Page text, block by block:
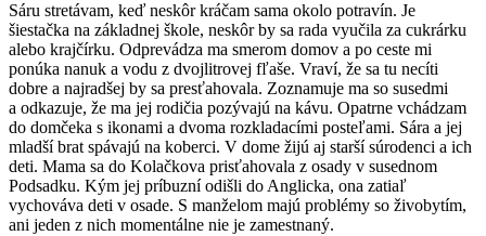
Sáru stretávam, keď neskôr kráčam sama okolo potravín. Je
šiestačka na základnej škole, neskôr by sa rada vyučila za cukrárku
alebo krajčírku. Odprevádza ma smerom domov a po ceste mi
ponúka nanuk a vodu z dvojlitrovej fľaše. Vraví, že sa tu necíti
dobre a najradšej by sa presťahovala. Zoznamuje ma so susedmi
a odkazuje, že ma jej rodičia pozývajú na kávu. Opatrne vchádzam
do domčeka s ikonami a dvoma rozkladacími posteľami. Sára a jej
mladší brat spávajú na koberci. V dome žijú aj starší súrodenci a ich
deti. Mama sa do Kolačkova prisťahovala z osady v susednom
Podsadku. Kým jej príbuzní odišli do Anglicka, ona zatiaľ
vychováva deti v osade. S manželom majú problémy so živobytím,
ani jeden z nich momentálne nie je zamestnaný.